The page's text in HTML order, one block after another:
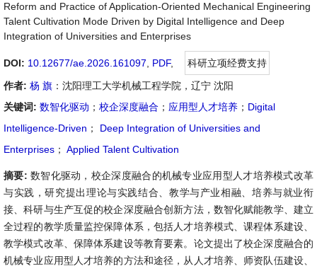
Reform and Practice of Application-Oriented Mechanical Engineering
Talent Cultivation Mode Driven by Digital Intelligence and Deep
Integration of Universities and Enterprises
DOI: 10.12677/ae.2026.161097 PDF,
科研立项经费支持
作者: 杨 旗 ：沈阳理工大学机械工程学院，辽宁 沈阳
关键词: 数智化驱动 ； 校企深度融合 ； 应用型人才培养 ； Digital
Intelligence-Driven ；
Deep Integration of Universities and
Enterprises ； Applied Talent Cultivation
摘要: 数智化驱动，校企深度融合的机械专业应用型人才培养模式改革
与实践，研究提出理论与实践结合、教学与产业相融、培养与就业衔
接、科研与生产互促的校企深度融合创新方法，数智化赋能教学、建立
全过程的教学质量监控保障体系，包括人才培养模式、课程体系建设、
教学模式改革、保障体系建设等教育要素。论文提出了校企深度融合的
机械专业应用型人才培养的方法和途径，从人才培养、师资队伍建设、